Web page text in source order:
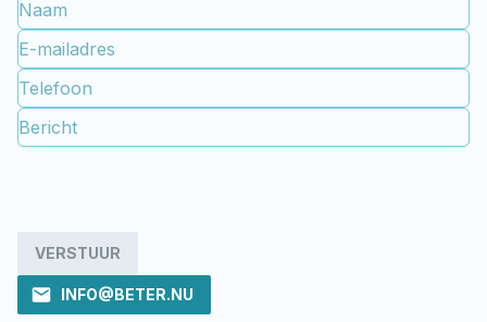
VERSTUUR
INFO@BETER.NU